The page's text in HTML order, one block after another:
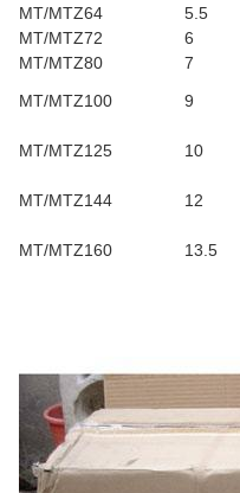
MT/MTZ64
5.5
MT/MTZ72
6
MT/MTZ80
7
MT/MTZ100
9
MT/MTZ125 10
MT/MTZ144 12
MT/MTZ160 13.5